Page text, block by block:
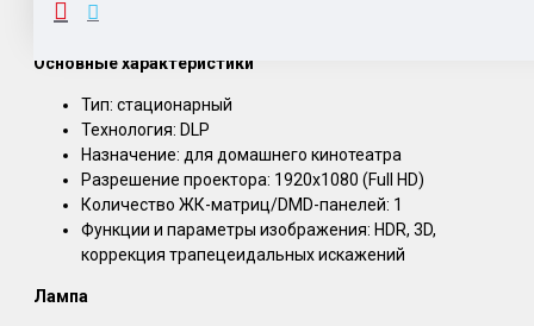
Основные характеристики
Тип: стационарный
Технология: DLP
Назначение: для домашнего кинотеатра
Разрешение проектора: 1920x1080 (Full HD)
Количество ЖК-матриц/DMD-панелей: 1
Функции и параметры изображения: HDR, 3D,
коррекция трапецеидальных искажений
Лампа